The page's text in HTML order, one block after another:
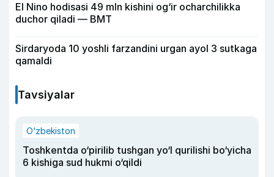
El Nino hodisasi 49 mln kishini og‘ir ocharchilikka
duchor qiladi — BMT
Sirdaryoda 10 yoshli farzandini urgan ayol 3 sutkaga
qamaldi
Tavsiyalar
O‘zbekiston
Toshkentda o‘pirilib tushgan yo‘l qurilishi bo‘yicha
6 kishiga sud hukmi o‘qildi